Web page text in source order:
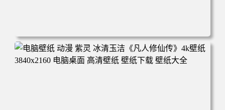
电脑壁纸 动漫 凡人修仙传 韩立 结婴 4k壁纸 3840x2160 电
脑桌面 高清壁纸 壁纸下载 壁纸大全